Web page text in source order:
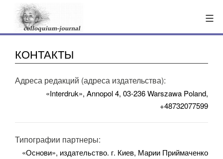
Перейти
содержимому
КОНТАКТЫ
Адреса редакций (адреса издательства):
«Interdruk», Annopol 4, 03-236 Warszawa Poland,
+48732077599
Типографии партнеры:
«Основи», издательство. г. Киев, Марии Приймаченко